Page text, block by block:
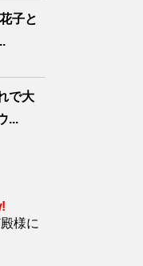
子と
で大
...
様に